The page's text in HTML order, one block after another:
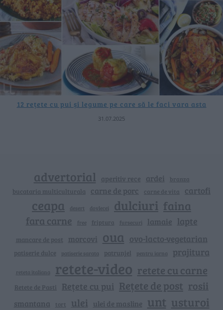
12 rețete cu pui și legume pe care să le faci vara asta
31.07.2025
advertorial aperitiv rece ardei branza
bucataria multiculturala carne de porc carne de vita cartofi
ceapa desert dovlecei dulciuri faina
fara carne free friptura fursecuri lamaie lapte
mancare de post morcovi oua ovo-lacto-vegetarian
patiserie dulce patiserie sarata patrunjel pentru iarna prajitura
reteta italiana retete-video retete cu carne
Retete de Pasti Rețete cu pui Rețete de post rosii
smantana tort ulei ulei de masline unt usturoi